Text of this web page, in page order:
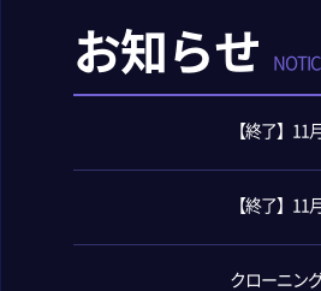
お知らせ
【終了】11
【終了】11
クローニン